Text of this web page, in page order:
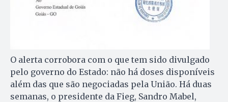
O alerta corrobora com o que tem sido divulgado
pelo governo do Estado: não há doses disponíveis
além das que são negociadas pela União. Há duas
semanas, o presidente da Fieg, Sandro Mabel,